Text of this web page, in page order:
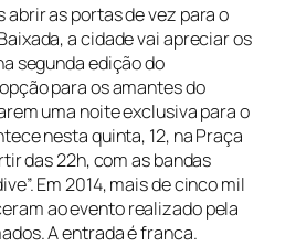
abrir as portas de vez para o
a cidade vai apreciar os
segunda edição do
para os amantes do
uma noite exclusiva para o
nesta quinta, 12, na Praça
das 22h, com as bandas
Em 2014, mais de cinco mil
ao evento realizado pela
A entrada é franca.